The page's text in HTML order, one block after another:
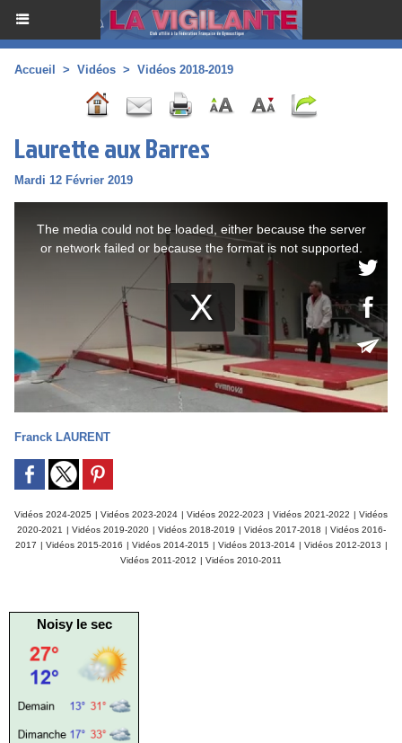
Accueil > Vidéos > Vidéos 2018-2019
Laurette aux Barres
Mardi 12 Février 2019
Franck LAURENT
Vidéos 2024-2025 | Vidéos 2023-2024 | Vidéos 2022-2023 | Vidéos 2021-2022 | Vidéos
2020-2021 | Vidéos 2019-2020 | Vidéos 2018-2019 | Vidéos 2017-2018 | Vidéos 2016-
2017 | Vidéos 2015-2016 | Vidéos 2014-2015 | Vidéos 2013-2014 | Vidéos 2012-2013 |
Vidéos 2011-2012 | Vidéos 2010-2011
Noisy le sec